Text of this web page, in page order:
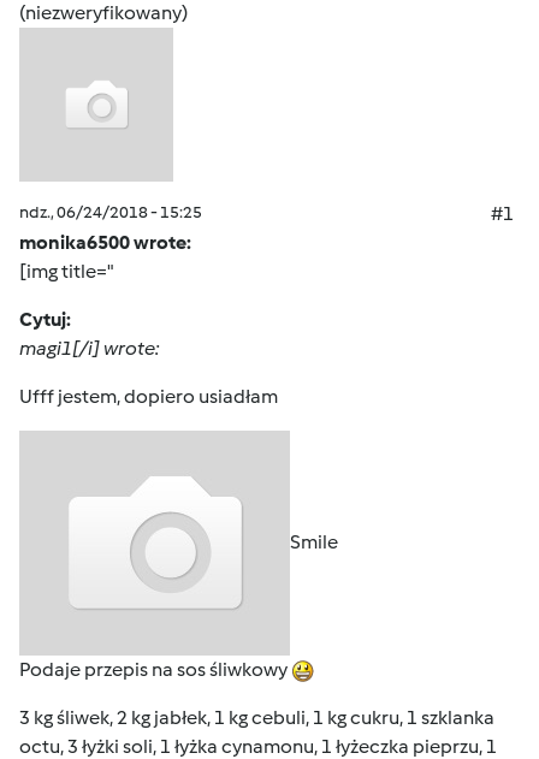
(niezweryfikowany)
ndz., 06/24/2018 - 15:25
#1
monika6500 wrote:
[img title="
Cytuj:
magi1[/i] wrote:
Ufff jestem, dopiero usiadłam
Smile
Podaje przepis na sos śliwkowy
3 kg śliwek, 2 kg jabłek, 1 kg cebuli, 1 kg cukru, 1 szklanka
octu, 3 łyżki soli, 1 łyżka cynamonu, 1 łyżeczka pieprzu, 1